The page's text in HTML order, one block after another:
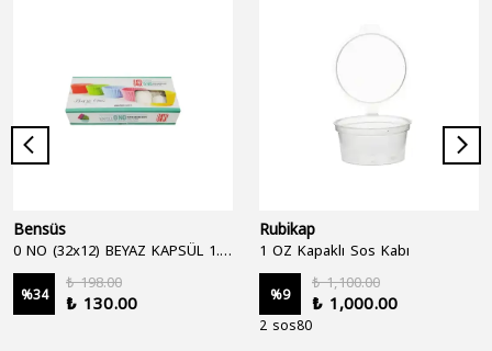
Bensüs
%34
₺ 198.00
₺ 130.00
Rubikap
1 OZ Kapaklı Sos Kabı
%9
₺ 1,100.00
₺ 1,000.00
2 sos80